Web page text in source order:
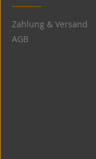
Zahlung & Versand
AGB